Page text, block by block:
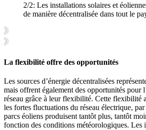
2/2: Les installations solaires et
de manière décentralisée dans tout le
La flexibilité offre des opportunités
Les sources d’énergie décentralisées
mais offrent également des opportunités pour
réseau grâce à leur flexibilité. Cette flexibilité
les fortes fluctuations du réseau électrique,
parcs éoliens produisent tantôt plus, tantôt
fonction des conditions météorologiques. Les